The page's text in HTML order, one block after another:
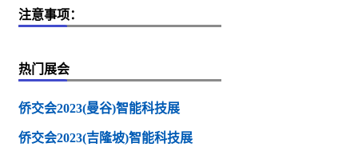
注意事项：
热门展会
侨交会2023(曼谷)智能科技展
侨交会2023(吉隆坡)智能科技展